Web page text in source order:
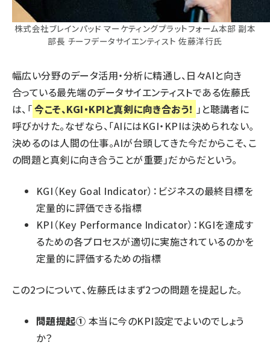
株式会社ブレインパッド マーケティングプラットフォーム本部 副本
部長 チーフデータサイエンティスト 佐藤洋行氏
幅広い分野のデータ活用・分析に精通し、日々AIと向き
合っている最先端のデータサイエンティストである佐藤氏
は、「今こそ、KGI・KPIと真剣に向き合おう！ 」と聴講者に
呼びかけた。なぜなら、「AIにはKGI・KPIは決められない。
決めるのは人間の仕事。AIが台頭してきた今だからこそ、こ
の問題と真剣に向き合うことが重要」だからだという。
KGI（Key Goal Indicator）：ビジネスの最終目標を
定量的に評価できる指標
KPI（Key Performance Indicator）：KGIを達成す
るための各プロセスが適切に実施されているのかを
定量的に評価するための指標
この2つについて、佐藤氏はまず2つの問題を提起した。
問題提起① 本当に今のKPI設定でよいのでしょう
か？